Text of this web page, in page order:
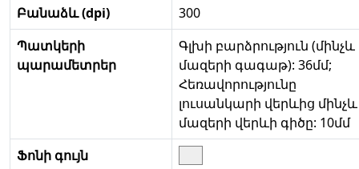
Բանաձև (dpi)
300
Պատկերի
պարամետրեր
Գլխի բարձրություն (մինչև
մազերի գագաթ): 36մմ;
Հեռավորությունը
լուսանկարի վերևից մինչև
մազերի վերևի գիծը: 10մմ
Ֆոնի գույն